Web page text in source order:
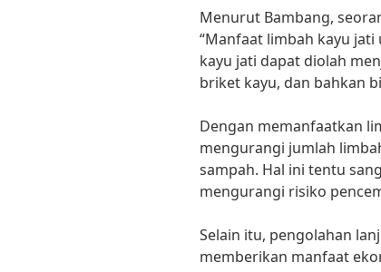
Menurut Bambang,
“Manfaat limbah kayu
kayu jati dapat diolah
briket kayu, dan bahkan
Dengan memanfaatkan
mengurangi jumlah
sampah. Hal ini tentu
mengurangi risiko
Selain itu, pengolahan
memberikan manfaat